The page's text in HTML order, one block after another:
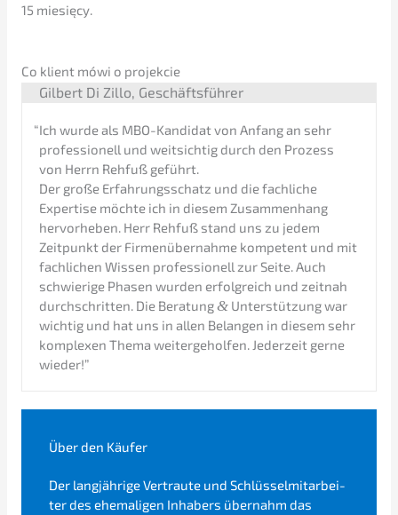
15 miesięcy.
Co klient mówi o projekcie
​Gilbert Di Zillo, Geschäftsführer
“Ich wurde als MBO-Kandi­dat von Anfang an sehr
profes­sio­nell und weitsich­tig durch den Prozess
von Herrn Rehfuß geführt.
Der große Erfah­rungs­schatz und die fachli­che
Exper­ti­se möchte ich in diesem Zusam­men­hang
hervor­he­ben. Herr Rehfuß stand uns zu jedem
Zeitpunkt der Firmen­über­nah­me kompe­tent und mit
fachli­chen Wissen profes­sio­nell zur Seite. Auch
schwie­ri­ge Phasen wurden erfolg­reich und zeitnah
durch­schrit­ten. Die Beratung& Unter­stüt­zung war
wichtig und hat uns in allen Belan­gen in diesem sehr
komple­xen Thema weiter­ge­hol­fen. Jeder­zeit gerne
wieder!”
Über den Käufer
Der langjäh­ri­ge Vertrau­te und Schlüs­sel­mit­ar­bei­
ter des ehema­li­gen Inhabers übernahm das